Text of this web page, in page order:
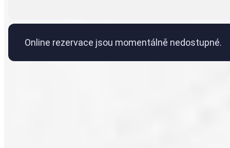
Online rezervace jsou momentálně nedostupné.